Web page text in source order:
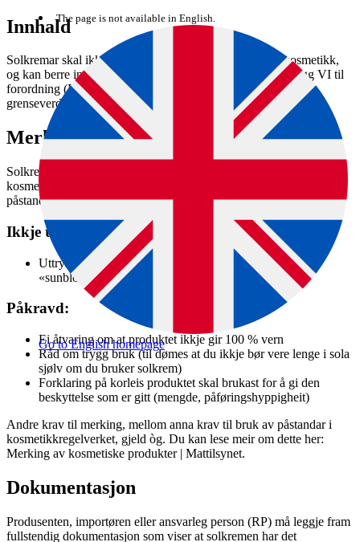
The page is not available in English.
Go to English homepage
Innhald
Solkremar skal ikkje innehalde stoff som er forbodne i kosmetikk,
og kan berre innehalde UV-filter som er godkjende i vedlegg VI til
forordning (EF) nr. 1223/2009 om kosmetikk, med gjeldande
grenseverdiar.
Merking
Solkremar skal merkast i tråd med artikkel 19 og 20 i
kosmetikkforordningen, og følgje solkremanbefalinga frå EU, samt
påstandsforordninga. Her er nokre eksempel:
Ikkje tillate:
Uttrykk som gir inntrykk av fullstendig vern, til dømes
«sunblock» eller «total vern».
Påkravd:
Ei åtvaring om at produktet ikkje gir 100 % vern
Råd om trygg bruk (til dømes at du ikkje bør vere lenge i sola
sjølv om du bruker solkrem)
Forklaring på korleis produktet skal brukast for å gi den
beskyttelse som er gitt (mengde, påføringshyppigheit)
Andre krav til merking, mellom anna krav til bruk av påstandar i
kosmetikkregelverket, gjeld òg. Du kan lese meir om dette her:
Merking av kosmetiske produkter | Mattilsynet.
Dokumentasjon
Produsenten, importøren eller ansvarleg person (RP) må leggje fram
fullstendig dokumentasjon som viser at solkremen har det